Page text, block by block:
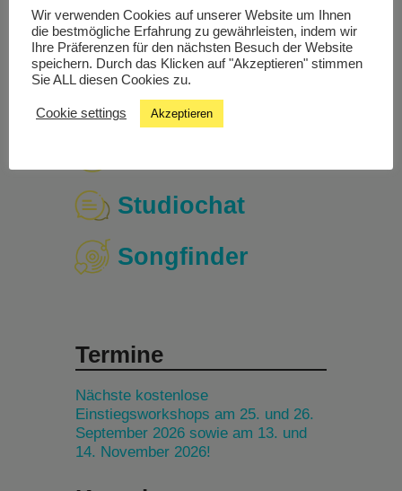
Subscribe
in
Google
Subscribe
in
Outlook
Export
for
Google
Export
for
Outlook
Studiochat
Songfinder
Termine
Nächste kostenlose
Einstiegsworkshops am 25. und 26.
September 2026 sowie am 13. und
14. November 2026!
Wir verwenden Cookies auf unserer Website um Ihnen
die bestmögliche Erfahrung zu gewährleisten, indem wir
Ihre Präferenzen für den nächsten Besuch der Website
speichern. Durch das Klicken auf "Akzeptieren" stimmen
Sie ALL diesen Cookies zu.
Cookie settings Akzeptieren